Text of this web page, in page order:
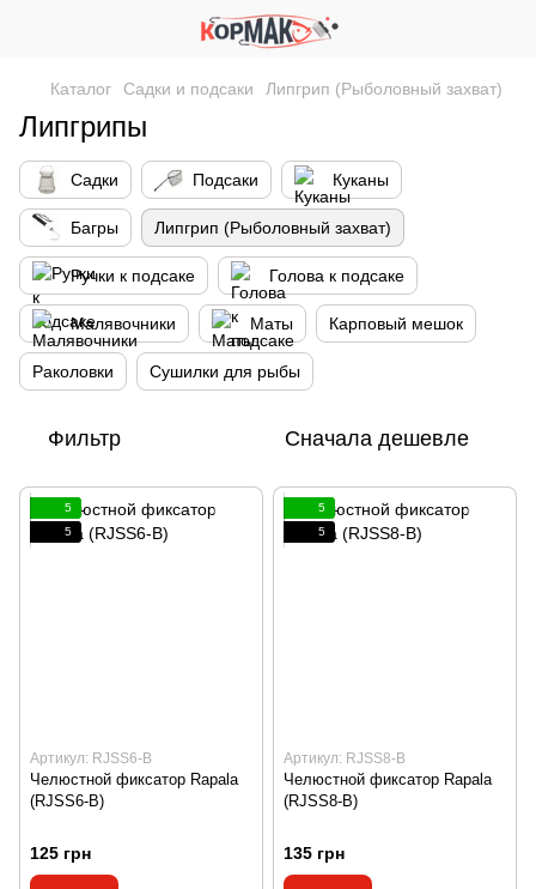
Каталог Садки и подсаки Липгрип (Рыболовный захват)
Липгрипы
Садки Подсаки Куканы
Багры Липгрип (Рыболовный захват)
Ручки к подсаке Голова к подсаке
Малявочники Маты Карповый мешок
Раколовки Сушилки для рыбы
Фильтр Сначала дешевле
5
5
Артикул: RJSS6-B
Челюстной фиксатор Rapala
(RJSS6-B)
125 грн
5
5
Артикул: RJSS8-B
Челюстной фиксатор Rapala
(RJSS8-B)
135 грн